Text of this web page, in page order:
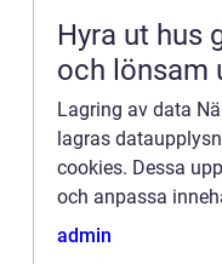
Hyra ut hus guide för en trygg
och lönsam
Lagring av data
lagras
cookies. Dessa
och anpassa
dig så bra
admin